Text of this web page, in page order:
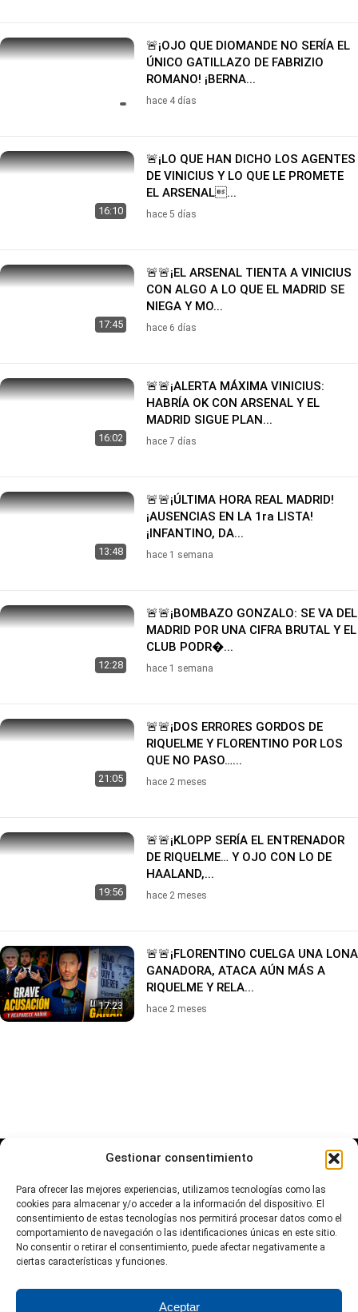
Gestionar consentimiento
Para ofrecer las mejores experiencias, utilizamos tecnologías como las
cookies para almacenar y/o acceder a la información del dispositivo. El
consentimiento de estas tecnologías nos permitirá procesar datos como el
comportamiento de navegación o las identificaciones únicas en este sitio.
No consentir o retirar el consentimiento, puede afectar negativamente a
ciertas características y funciones.
Aceptar
🚨¡OJO QUE DIOMANDE NO SERÍA EL
ÚNICO GATILLAZO DE FABRIZIO
ROMANO! ¡BERNA...
hace 4 días
16:10
🚨¡LO QUE HAN DICHO LOS AGENTES
DE VINICIUS Y LO QUE LE PROMETE
EL ARSENAL...
hace 5 días
17:45
🚨🚨¡EL ARSENAL TIENTA A VINICIUS
CON ALGO A LO QUE EL MADRID SE
NIEGA Y MO...
hace 6 días
16:02
🚨🚨¡ALERTA MÁXIMA VINICIUS:
HABRÍA OK CON ARSENAL Y EL
MADRID SIGUE PLAN...
hace 7 días
13:48
🚨🚨¡ÚLTIMA HORA REAL MADRID!
¡AUSENCIAS EN LA 1ra LISTA!
¡INFANTINO, DA...
hace 1 semana
12:28
🚨🚨¡BOMBAZO GONZALO: SE VA DEL
MADRID POR UNA CIFRA BRUTAL Y EL
CLUB PODR�...
hace 1 semana
21:05
🚨🚨¡DOS ERRORES GORDOS DE
RIQUELME Y FLORENTINO POR LOS
QUE NO PASO…...
hace 2 meses
19:56
🚨🚨¡KLOPP SERÍA EL ENTRENADOR
DE RIQUELME… Y OJO CON LO DE
HAALAND,...
hace 2 meses
17:23
🚨🚨¡FLORENTINO CUELGA UNA LONA
GANADORA, ATACA AÚN MÁS A
RIQUELME Y RELA...
hace 2 meses